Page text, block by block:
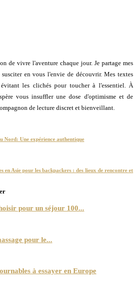
de vivre l'aventure chaque jour. Je partage mes
en vous l'envie de découvrir. Mes textes
les clichés pour toucher à l'essentiel. À
vous insuffler une dose d'optimisme et de
de lecture discret et bienveillant.
Nord: Une expérience authentique
en Asie pour les backpackers : des lieux de rencontre et
pour un séjour 100...
pour le...
à essayer en Europe